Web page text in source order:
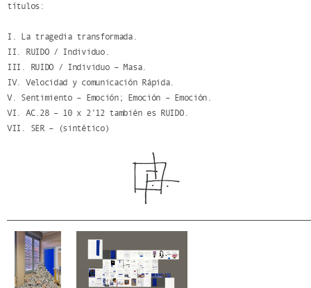
títulos:
I. La tragedia transformada.
II. RUIDO / Individuo.
III. RUIDO / Individuo – Masa.
IV. Velocidad y comunicación Rápida.
V. Sentimiento – Emoción; Emoción – Emoción.
VI. AC.28 – 10 x 2’12 también es RUIDO.
VII. SER – (sintético)